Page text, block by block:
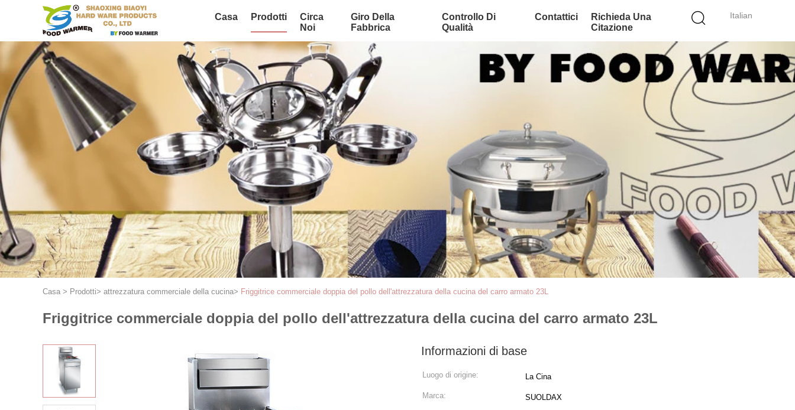
Italian
Casa Prodotti
Circa
Noi
Giro Della
Fabbrica
Controllo Di
Qualità
Contattici
Richieda Una
Citazione
Casa > Prodotti> attrezzatura commerciale della cucina> Friggitrice commerciale doppia del pollo dell'attrezzatura della cucina del carro armato 23L
Friggitrice commerciale doppia del pollo dell'attrezzatura della cucina del carro armato 23L
Informazioni di base
Luogo di origine: La Cina
Marca: SUOLDAX